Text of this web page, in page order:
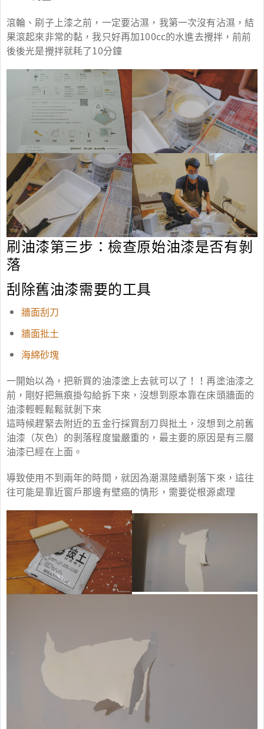
滾輪、刷子上漆之前，一定要沾濕，我第一次沒有沾濕，結
果滾起來非常的黏，我只好再加100cc的水進去攪拌，前前
後後光是攪拌就耗了10分鐘
刷油漆第三步：檢查原始油漆是否有剝
落
刮除舊油漆需要的工具
牆面刮刀
牆面批土
海綿砂塊
一開始以為，把新買的油漆塗上去就可以了！！再塗油漆之
前，剛好把無痕掛勾給拆下來，沒想到原本靠在床頭牆面的
油漆輕輕鬆鬆就剝下來
這時候趕緊去附近的五金行採買刮刀與批土，沒想到之前舊
油漆（灰色）的剝落程度蠻嚴重的，最主要的原因是有三層
油漆已經在上面。
導致使用不到兩年的時間，就因為潮濕陸續剝落下來，這往
往可能是靠近窗戶那邊有壁癌的情形，需要從根源處理